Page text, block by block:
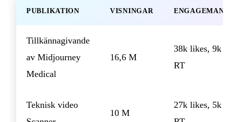
PUBLIKATION VISNINGAR
Tillkännagivande
av Midjourney
Medical
16,6 M
38k likes, 9k
RT
Teknisk video
10 M
27k likes, 5k